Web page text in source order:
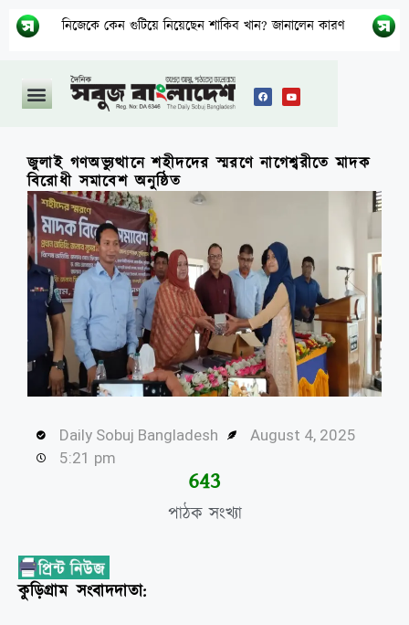
নিজেকে কেন গুটিয়ে নিয়েছেন শাকিব খান? জানালেন কারণ
জুলাই গণঅভ্যুত্থানে শহীদদের স্মরণে নাগেশ্বরীতে মাদক
বিরোধী সমাবেশ অনুষ্ঠিত
Daily Sobuj Bangladesh
August 4, 2025
5:21 pm
পাঠক সংখ্যা
644
কুড়িগ্রাম সংবাদদাতা: